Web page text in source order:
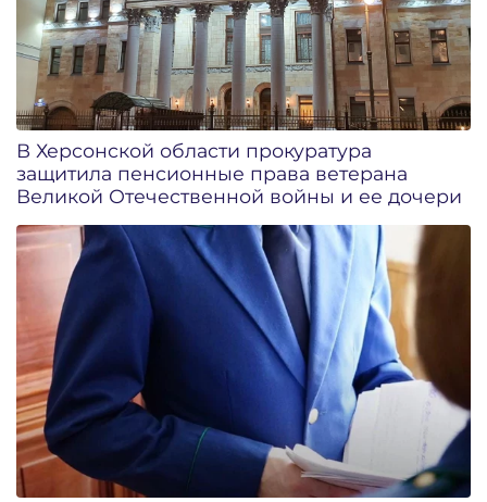
В Херсонской области прокуратура
защитила пенсионные права ветерана
Великой Отечественной войны и ее дочери